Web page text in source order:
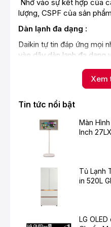
Nhờ vào sự kết hợp của
lượng, CSPF của sản
Dàn lạnh đa dạng :
Daikin tự tin đáp ứng mọi
vào dãy dàn lạnh đa dạng
Chuẩn mực mới từ dàn
Tránh nhiệt độ không
do gió lùa gây ra
Hướng thổi tròn phân bổ
Kiểu dáng nhỏ gọn, vận
Lắp đặt dễ dàng và
Dễ dàng bảo dưỡng
bảo tính thẩm mỹ khi
Xem
Tin tức nổi bật
Màn
Inch
Tủ Lạnh
in 520L
LG